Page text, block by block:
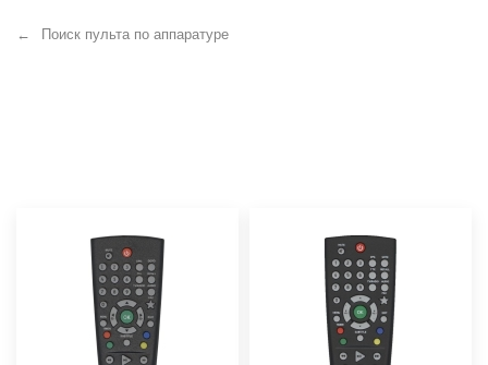
Поиск пульта по аппаратуре